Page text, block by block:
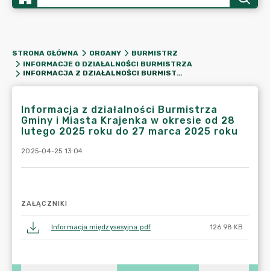
STRONA GŁÓWNA ORGANY
BURMISTRZ
INFORMACJE O DZIAŁALNOŚCI BURMISTRZA
INFORMACJA Z DZIAŁALNOŚCI BURMISTRZA GMINY I MIASTA KRAJENKA W OKRESIE OD 28 LUTEGO 2025 ROKU DO 27 MARCA 2025 ROKU
Informacja z działalności Burmistrza
Gminy i Miasta Krajenka w okresie od 28
lutego 2025 roku do 27 marca 2025 roku
2025-04-25 13:04
ZAŁĄCZNIKI
Informacja międzysesyjna.pdf 126.98 KB